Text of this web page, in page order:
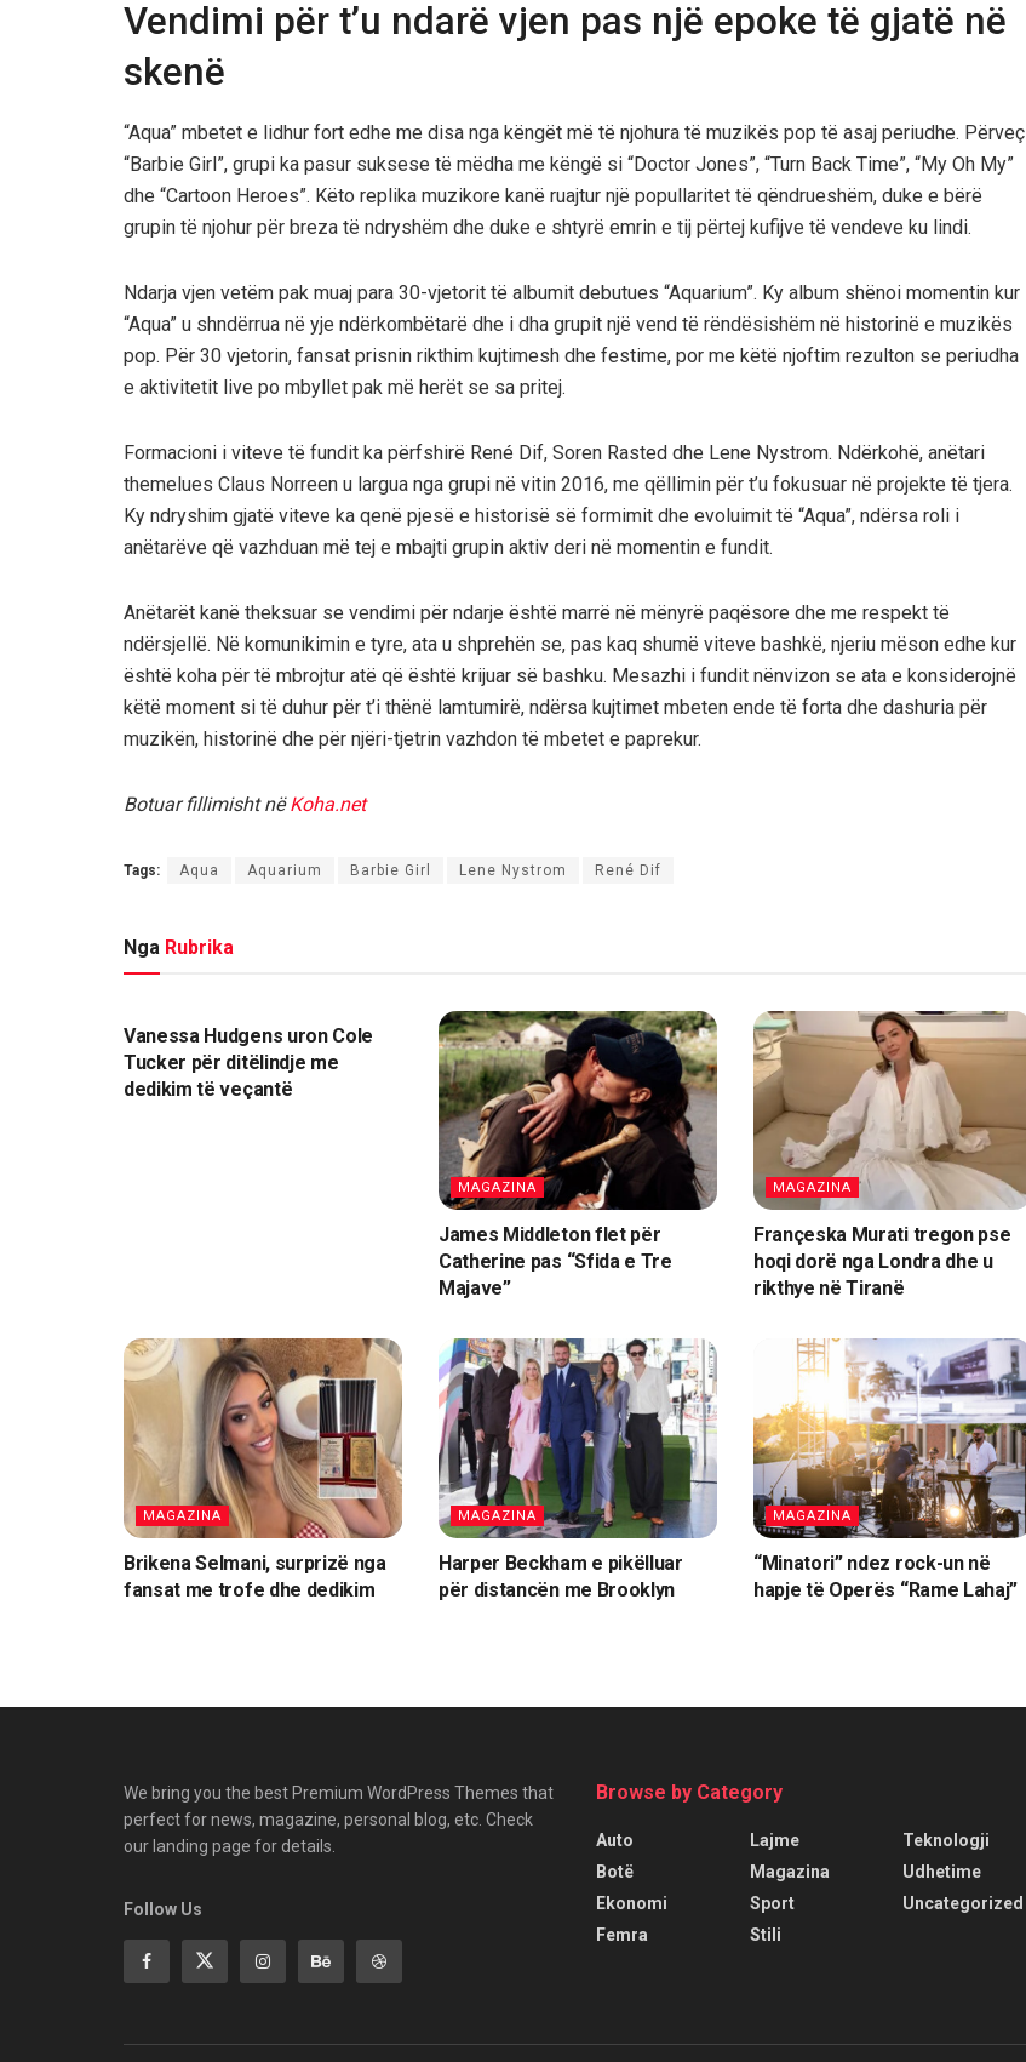
Vendimi për t’u ndarë vjen pas një epoke të gjatë në
skenë
“Aqua” mbetet e lidhur fort edhe me disa nga këngët më të njohura të muzikës pop të asaj periudhe. Përveç
“Barbie Girl”, grupi ka pasur suksese të mëdha me këngë si “Doctor Jones”, “Turn Back Time”, “My Oh My”
dhe “Cartoon Heroes”. Këto replika muzikore kanë ruajtur një popullaritet të qëndrueshëm, duke e bërë
grupin të njohur për breza të ndryshëm dhe duke e shtyrë emrin e tij përtej kufijve të vendeve ku lindi.
Ndarja vjen vetëm pak muaj para 30-vjetorit të albumit debutues “Aquarium”. Ky album shënoi momentin kur
“Aqua” u shndërrua në yje ndërkombëtarë dhe i dha grupit një vend të rëndësishëm në historinë e muzikës
pop. Për 30 vjetorin, fansat prisnin rikthim kujtimesh dhe festime, por me këtë njoftim rezulton se periudha
e aktivitetit live po mbyllet pak më herët se sa pritej.
Formacioni i viteve të fundit ka përfshirë René Dif, Soren Rasted dhe Lene Nystrom. Ndërkohë, anëtari
themelues Claus Norreen u largua nga grupi në vitin 2016, me qëllimin për t’u fokusuar në projekte të tjera.
Ky ndryshim gjatë viteve ka qenë pjesë e historisë së formimit dhe evoluimit të “Aqua”, ndërsa roli i
anëtarëve që vazhduan më tej e mbajti grupin aktiv deri në momentin e fundit.
Anëtarët kanë theksuar se vendimi për ndarje është marrë në mënyrë paqësore dhe me respekt të
ndërsjellë. Në komunikimin e tyre, ata u shprehën se, pas kaq shumë viteve bashkë, njeriu mëson edhe kur
është koha për të mbrojtur atë që është krijuar së bashku. Mesazhi i fundit nënvizon se ata e konsiderojnë
këtë moment si të duhur për t’i thënë lamtumirë, ndërsa kujtimet mbeten ende të forta dhe dashuria për
muzikën, historinë dhe për njëri-tjetrin vazhdon të mbetet e paprekur.
Botuar fillimisht nëKoha.net
Tags: Aqua Aquarium Barbie Girl Lene Nystrom René Dif
Nga Rubrika
Vanessa Hudgens uron Cole
Tucker për ditëlindje me
dedikim të veçantë
MAGAZINA
James Middleton flet për
Catherine pas “Sfida e Tre
Majave”
MAGAZINA
Françeska Murati tregon pse
hoqi dorë nga Londra dhe u
rikthye në Tiranë
MAGAZINA
Brikena Selmani, surprizë nga
fansat me trofe dhe dedikim
MAGAZINA
Harper Beckham e pikëlluar
për distancën me Brooklyn
MAGAZINA
“Minatori” ndez rock-un në
hapje të Operës “Rame Lahaj”
We bring you the best Premium WordPress Themes that
perfect for news, magazine, personal blog, etc. Check
our landing page for details.
Follow Us
Browse by Category
Auto
Botë
Ekonomi
Femra
Lajme
Magazina
Sport
Stili
Teknologji
Udhetime
Uncategorized